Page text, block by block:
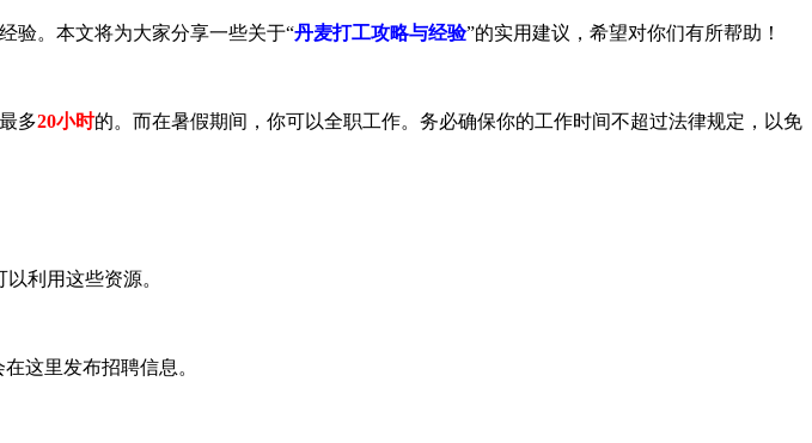
验。本文将为大家分享一些关于“丹麦打工攻略与经验”的实用建议，希望对你们有所帮助！
多20小时的。而在暑假期间，你可以全职工作。务必确保你的工作时间不超过法律规定，以免
利用这些资源。
这里发布招聘信息。